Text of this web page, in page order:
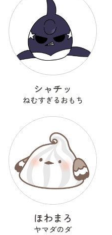
シャチッ
ねむすぎるおもち
ほわまろ
ヤマダのダ